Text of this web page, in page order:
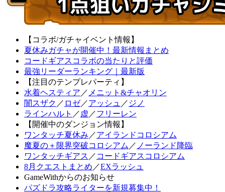
【コラボ/ガチャイベント情報】
夏休みガチャが開催中！最新情報まとめ
コードギアスコラボの当たりと評価
最強リーダーランキング｜最新版
【注目のテンプレパーティ】
水着ヘスティア ／ メニット&チャオリン
闇スザク ／ ロゼ／アッシュ ／ ジノ
ラインハルト ／ 虚 ／フリーレン
【開催中のダンジョン情報】
ワンタッチ夏休み ／アイランドコロシアム
魔夏の＋限界突破コロシアム ／ ノーランド降臨
ワンタッチギアス ／ コードギアスコロシアム
8月クエストまとめ ／EXラッシュ
GameWithからのお知らせ
パズドラ攻略ライターを新規募集中！